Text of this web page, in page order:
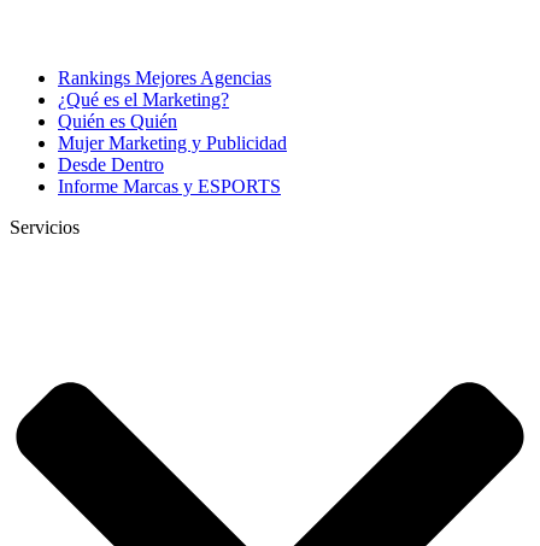
Rankings Mejores Agencias
¿Qué es el Marketing?
Quién es Quién
Mujer Marketing y Publicidad
Desde Dentro
Informe Marcas y ESPORTS
Servicios